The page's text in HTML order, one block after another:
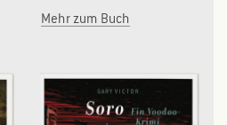
Mehr zum Buch